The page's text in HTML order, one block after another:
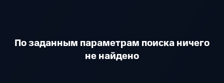
По заданным параметрам поиска ничего
не найдено